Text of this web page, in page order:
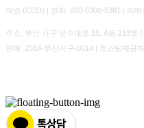
여명 (CEO) | 전화: 050-5300-5381 | 이
주소: 부산 서구 보수대로 15, A동 213호
판매: 2014-부산서구-0014 | 호스팅제공